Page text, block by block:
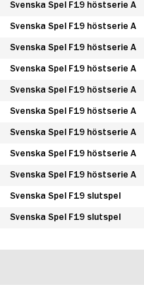
Svenska Spel F19 höstserie A
Svenska Spel F19 höstserie A
Svenska Spel F19 höstserie A
Svenska Spel F19 höstserie A
Svenska Spel F19 höstserie A
Svenska Spel F19 höstserie A
Svenska Spel F19 höstserie A
Svenska Spel F19 höstserie A
Svenska Spel F19 höstserie A
Svenska Spel F19 slutspel
Svenska Spel F19 slutspel